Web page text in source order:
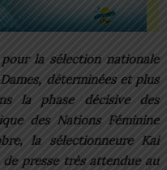
la sélection nationale
déterminées et plus
la phase décisive des
des Nations Féminine
la sélectionneure Kai
presse très attendue au